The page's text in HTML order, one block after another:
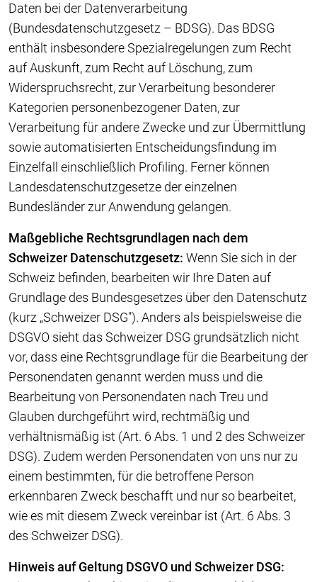
Daten bei der Datenverarbeitung
(Bundesdatenschutzgesetz – BDSG). Das BDSG
enthält insbesondere Spezialregelungen zum Recht
auf Auskunft, zum Recht auf Löschung, zum
Widerspruchsrecht, zur Verarbeitung besonderer
Kategorien personenbezogener Daten, zur
Verarbeitung für andere Zwecke und zur Übermittlung
sowie automatisierten Entscheidungsfindung im
Einzelfall einschließlich Profiling. Ferner können
Landesdatenschutzgesetze der einzelnen
Bundesländer zur Anwendung gelangen.
Maßgebliche Rechtsgrundlagen nach dem
Schweizer Datenschutzgesetz: Wenn Sie sich in der
Schweiz befinden, bearbeiten wir Ihre Daten auf
Grundlage des Bundesgesetzes über den Datenschutz
(kurz „Schweizer DSG"). Anders als beispielsweise die
DSGVO sieht das Schweizer DSG grundsätzlich nicht
vor, dass eine Rechtsgrundlage für die Bearbeitung der
Personendaten genannt werden muss und die
Bearbeitung von Personendaten nach Treu und
Glauben durchgeführt wird, rechtmäßig und
verhältnismäßig ist (Art. 6 Abs. 1 und 2 des Schweizer
DSG). Zudem werden Personendaten von uns nur zu
einem bestimmten, für die betroffene Person
erkennbaren Zweck beschafft und nur so bearbeitet,
wie es mit diesem Zweck vereinbar ist (Art. 6 Abs. 3
des Schweizer DSG).
Hinweis auf Geltung DSGVO und Schweizer DSG: